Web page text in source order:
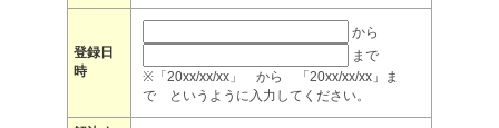
登録日
時
から
まで
※「20xx/xx/xx」 から 「20xx/xx/xx」ま
で というように入力してください。